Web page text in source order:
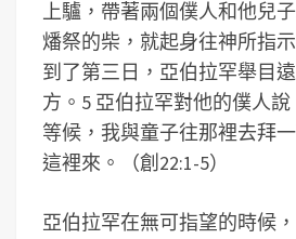
上驢，帶著兩個僕人和他兒
燔祭的柴，就起身往神所指
到了第三日，亞伯拉罕舉目
方。5 亞伯拉罕對他的僕人
等候，我與童子往那裡去拜
這裡來。（創22:1-5）
亞伯拉罕在無可指望的時候